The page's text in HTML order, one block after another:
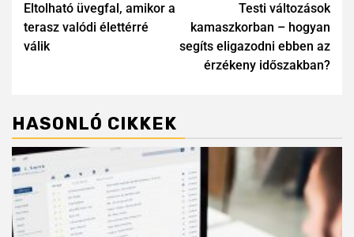
Eltolható üvegfal, amikor a
terasz valódi élettérré
válik
Testi változások
kamaszkorban – hogyan
segíts eligazodni ebben az
érzékeny időszakban?
HASONLÓ CIKKEK